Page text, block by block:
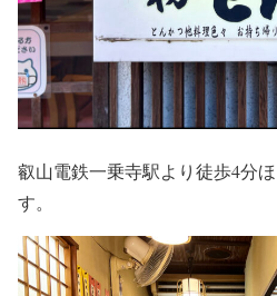
叡山電鉄一乗寺駅より徒歩4分
す。